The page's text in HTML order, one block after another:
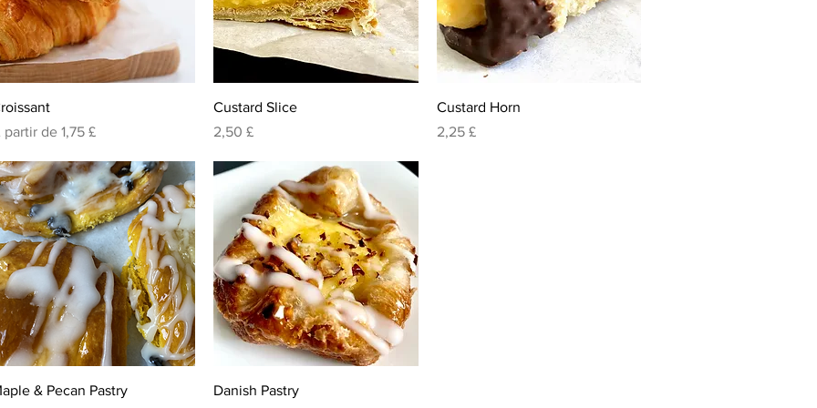
Visualização rápida
partir de 1,75 £
promocional
Visualização rápida
Custard Slice
Preço
2,50 £
Visualização rápida
Custard Horn
Preço
2,25 £
Visualização rápida
& Pecan Pastry
Visualização rápida
Danish Pastry